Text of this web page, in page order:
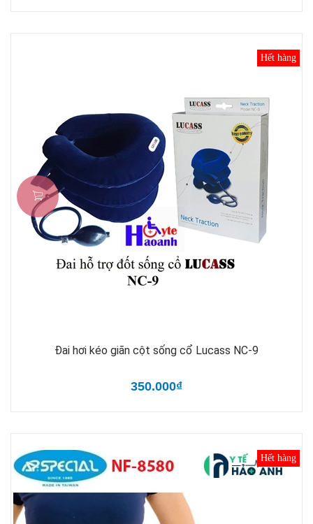
Hết hàng
Đai hơi kéo giãn cột sống cổ Lucass NC-9
350.000₫
Hết hàng